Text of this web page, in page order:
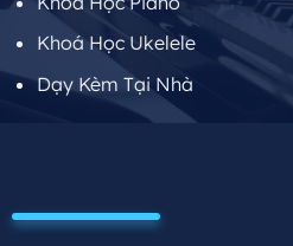
Khoá Học Ukelele
Dạy Kèm Tại Nhà